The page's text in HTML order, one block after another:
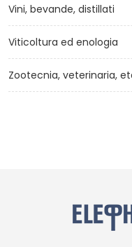
Vini, bevande, distillati
Viticoltura ed enologia
Zootecnia, veterinaria,